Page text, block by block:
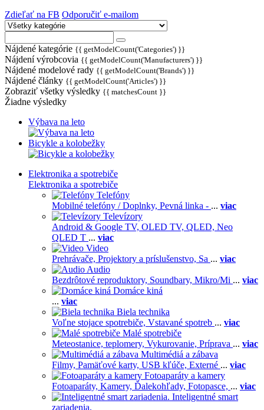
Zdieľať na FB Odporučiť e-mailom
Nájdené kategórie {{ getModelCount('Categories') }}
Nájdení výrobcovia {{ getModelCount('Manufacturers') }}
Nájdené modelové rady {{ getModelCount('Brands') }}
Nájdené články {{ getModelCount('Articles') }}
Zobraziť všetky výsledky {{ matchesCount }}
Žiadne výsledky
Výbava na leto
Bicykle a kolobežky
Elektronika a spotrebiče
Elektronika a spotrebiče
Telefóny
Mobilné telefóny / Doplnky, Pevná linka - ... viac
Televízory
Android & Google TV, OLED TV, QLED, Neo
QLED T ... viac
Video
Prehrávače, Projektory a príslušenstvo, Sa ... viac
Audio
Bezdrôtové reproduktory, Soundbary, Mikro/Mi ... viac
Domáce kiná
... viac
Biela technika
Voľne stojace spotrebiče, Vstavané spotreb ... viac
Malé spotrebiče
Meteostanice, teplomery, Vykurovanie, Príprava ... viac
Multimédiá a zábava
Filmy, Pamäťové karty, USB kľúče, Externé ... viac
Fotoaparáty a kamery
Fotoaparáty, Kamery, Ďalekohľady, Fotopasce, ... viac
Inteligentné smart
zariadenia.